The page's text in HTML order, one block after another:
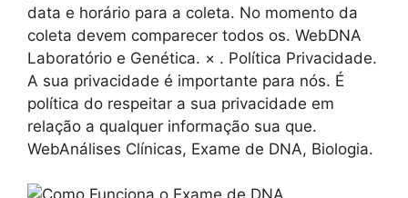
data e horário para a coleta. No momento da
coleta devem comparecer todos os. WebDNA
Laboratório e Genética. × . Política Privacidade.
A sua privacidade é importante para nós. É
política do respeitar a sua privacidade em
relação a qualquer informação sua que.
WebAnálises Clínicas, Exame de DNA, Biologia.